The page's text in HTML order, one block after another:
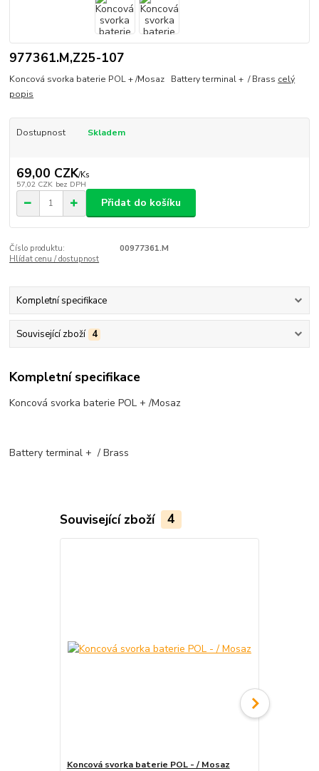
977361.M,Z25-107
Koncová svorka baterie POL + /Mosaz Battery terminal + / Brass celý
popis
Dostupnost Skladem
69,00 CZK/Ks
57,02 CZK bez DPH
Přidat do košíku
Číslo produktu:
00977361.M
Hlídat cenu / dostupnost
Kompletní specifikace
Související zboží 4
Kompletní specifikace
Koncová svorka baterie POL + /Mosaz
Battery terminal + / Brass
Související zboží 4
Koncová svorka baterie POL - / Mosaz